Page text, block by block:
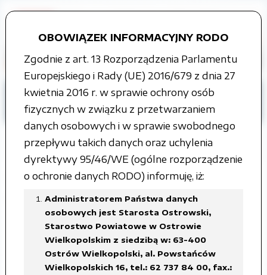
OBOWIĄZEK INFORMACYJNY RODO
Zgodnie z art. 13 Rozporządzenia Parlamentu
Europejskiego i Rady (UE) 2016/679 z dnia 27
kwietnia 2016 r. w sprawie ochrony osób
fizycznych w związku z przetwarzaniem
danych osobowych i w sprawie swobodnego
przepływu takich danych oraz uchylenia
dyrektywy 95/46/WE (ogólne rozporządzenie
o ochronie danych RODO) informuję, iż:
Administratorem Państwa danych
osobowych jest Starosta Ostrowski,
Starostwo Powiatowe w Ostrowie
Wielkopolskim z siedzibą w: 63-400
Ostrów Wielkopolski, al. Powstańców
Wielkopolskich 16, tel.: 62 737 84 00, fax.:
Strona główna
Tablica ogłoszeń
Rzeczy znalezione
ROK 2017
Wezwanie do odbioru depozytu -
telefon komórkowy
Załączone pliki
telefon komórkowy.pdf